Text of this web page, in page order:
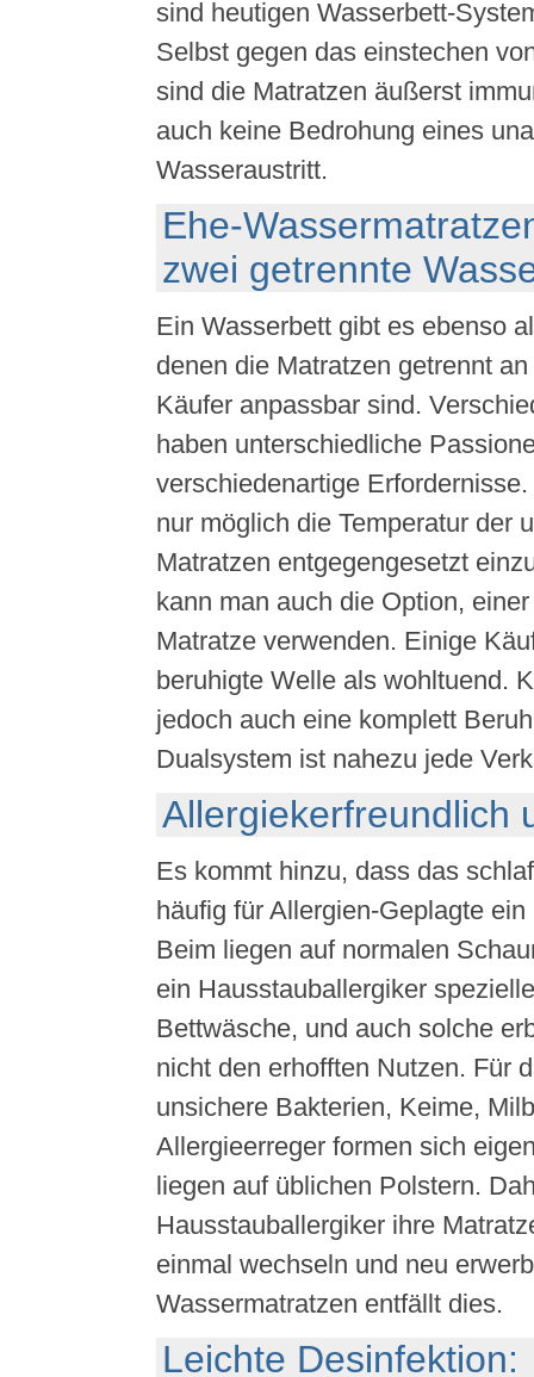
sind heutigen Wasserbett-
Selbst gegen das einstechen
sind die Matratzen äußerst
auch keine Bedrohung eines
Wasseraustritt.
Ehe-
zwei getrennte
Ein Wasserbett gibt es ebenso
denen die Matratzen getrennt
Käufer anpassbar sind.
haben unterschiedliche
verschiedenartige
nur möglich die Temperatur der
Matratzen entgegengesetzt
kann man auch die Option,
Matratze verwenden. Einige
beruhigte Welle als wohltuend.
jedoch auch eine komplett
Dualsystem ist nahezu jede
Allergiekerfreundlich
Es kommt hinzu, dass das
häufig für Allergien-Geplagte
Beim liegen auf normalen
ein Hausstauballergiker
Bettwäsche, und auch solche
nicht den erhofften Nutzen. Für
unsichere Bakterien, Keime,
Allergieerreger formen sich
liegen auf üblichen Polstern.
Hausstauballergiker ihre
einmal wechseln und neu
Wassermatratzen entfällt dies.
Leichte Desinfektion: